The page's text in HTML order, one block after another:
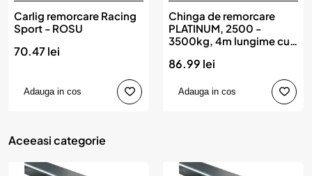
Carlig remorcare Racing
Sport - ROSU
70.47 lei
Adauga in cos
Chinga de remorcare
PLATINUM, 2500 -
3500kg, 4m lungime cu
86.99 lei
Adauga in cos
Aceeasi categorie